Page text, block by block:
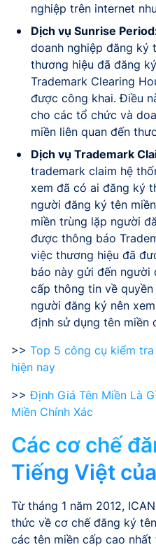
nghiệp trên internet
Dịch vụ Sunrise
doanh nghiệp đăng ký
thương hiệu đã đăng
Trademark Clearing
được công khai. Điều
cho các tổ chức và
miền liên quan đến
Dịch vụ Trademark
trademark claim hệ
xem đã có ai đăng ký
người đăng ký tên
miền trùng lặp người
được thông báo
việc thương hiệu đã
báo này gửi đến người
cấp thông tin về
người đăng ký nên
định sử dụng tên miền
>> Top 5 công cụ kiểm
hiện nay
>> Định Giá Tên Miền Là
Miền Chính Xác
Các cơ chế
Tiếng Việt
Từ tháng 1 năm 2012,
thức về cơ chế đăng ký
các tên miền cấp cao